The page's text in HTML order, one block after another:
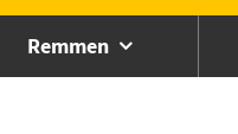
Remmen